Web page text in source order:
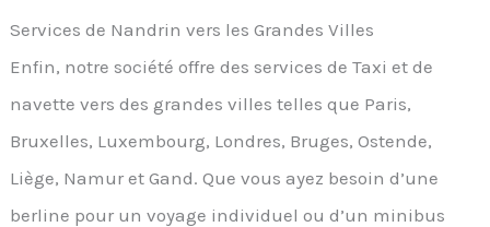
Services de Nandrin vers les Grandes Villes
Enfin, notre société offre des services de Taxi et de
navette vers des grandes villes telles que Paris,
Bruxelles, Luxembourg, Londres, Bruges, Ostende,
Liège, Namur et Gand. Que vous ayez besoin d’une
berline pour un voyage individuel ou d’un minibus